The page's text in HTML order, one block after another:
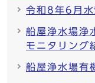
令和8年6月水
船屋浄水場浄
モニタリング
船屋浄水場有